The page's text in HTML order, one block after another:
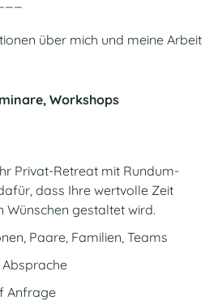
über mich und meine Arbeit
Workshops
Privat-Retreat mit Rundum-
dass Ihre wertvolle Zeit
Wünschen gestaltet wird.
Paare, Familien, Teams
Absprache
Anfrage